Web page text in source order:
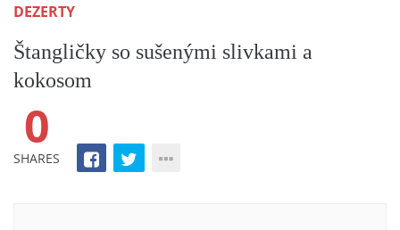
DEZERTY
Štangličky so sušenými slivkami a
kokosom
0
SHARES